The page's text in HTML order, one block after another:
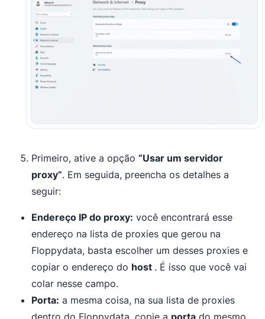
Primeiro, ative a opção“Usar um servidor
proxy”. Em seguida, preencha os detalhes a
seguir:
Endereço IP do proxy: você encontrará esse
endereço na lista de proxies que gerou na
Floppydata, basta escolher um desses proxies e
copiar o endereço do host . É isso que você vai
colar nesse campo.
Porta: a mesma coisa, na sua lista de proxies